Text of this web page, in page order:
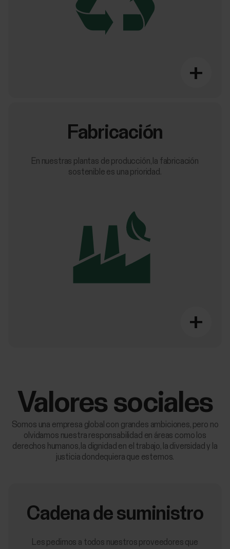
+
+
Fabricación
En nuestras plantas de producción, la fabricación
sostenible es una prioridad.
Valores sociales
Somos una empresa global con grandes ambiciones, pero no
olvidamos nuestra responsabilidad en áreas como los
derechos humanos, la dignidad en el trabajo, la diversidad y la
justicia dondequiera que estemos.
Cadena de suministro
Les pedimos a todos nuestros proveedores que